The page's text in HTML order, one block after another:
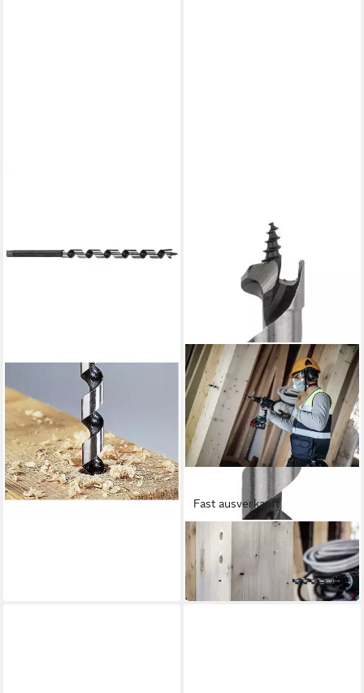
Holzbohrer Holz-
Balkenbohrer 7671010
15,39 €
in 3-4 Werktagen bei dir
Fast ausverkauft
BOSCH
Holzbohrer Pro Wood
19,89 €
in 3-4 Werktagen bei dir